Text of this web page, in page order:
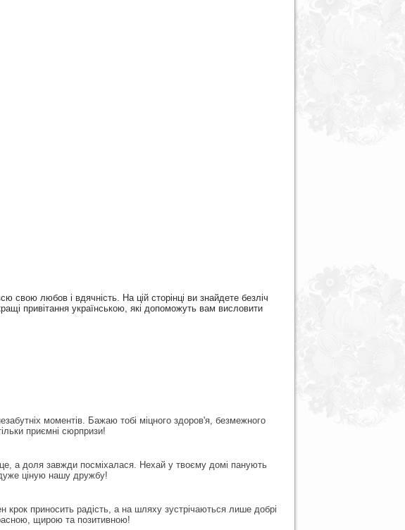
любов і вдячність. На цій сторінці ви знайдете безліч
привітання українською, які допоможуть вам висловити
моментів. Бажаю тобі міцного здоров'я, безмежного
приємні сюрпризи!
а доля завжди посміхалася. Нехай у твоєму домі панують
ціную нашу дружбу!
приносить радість, а на шляху зустрічаються лише добрі
щирою та позитивною!